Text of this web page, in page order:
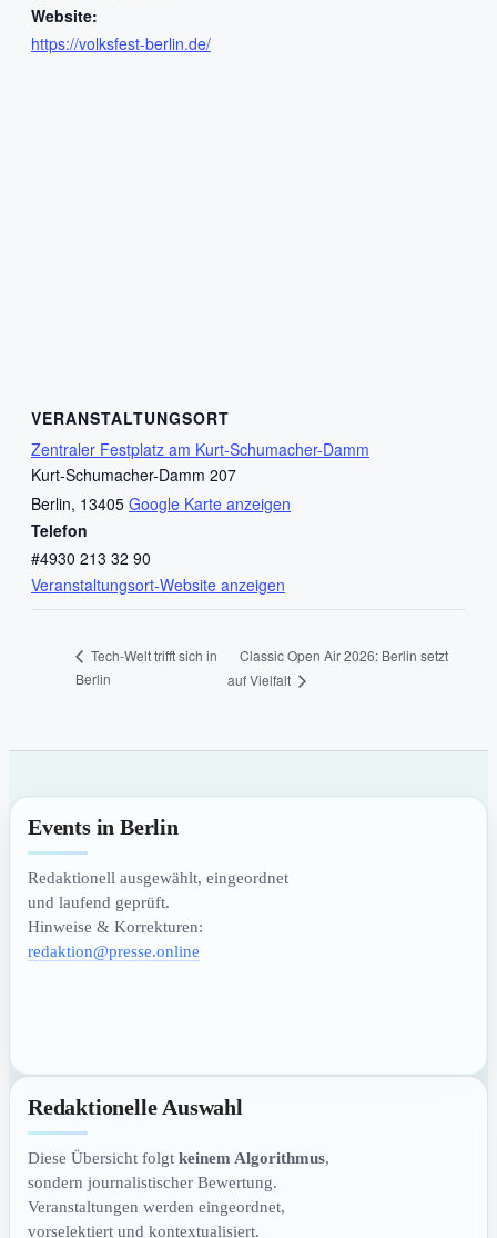
Website:
https://volksfest-berlin.de/
VERANSTALTUNGSORT
Zentraler Festplatz am Kurt-Schumacher-Damm
Kurt-Schumacher-Damm 207
Berlin, 13405 Google Karte anzeigen
Telefon
#4930 213 32 90
Veranstaltungsort-Website anzeigen
Tech-Welt trifft sich in
Berlin
Classic Open Air 2026: Berlin setzt
auf Vielfalt
Events in Berlin
Redaktionell ausgewählt, eingeordnet
und laufend geprüft.
Hinweise & Korrekturen:
redaktion@presse.online
Redaktionelle Auswahl
Diese Übersicht folgt keinem Algorithmus,
sondern journalistischer Bewertung.
Veranstaltungen werden eingeordnet,
vorselektiert und kontextualisiert.